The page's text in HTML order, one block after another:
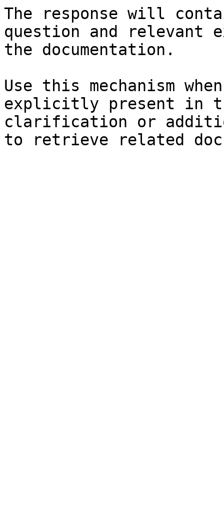
The response will
question and relevant
the documentation.
Use this mechanism
explicitly present in
clarification or